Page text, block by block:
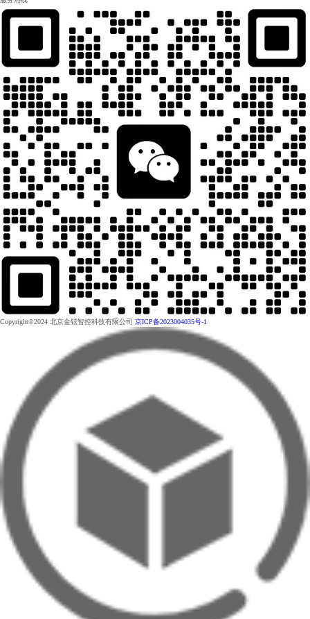
Copyright©2024 北京金铉智控科技有限公司 京ICP备2023004035号-1